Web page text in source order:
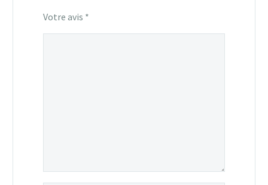
Votre avis *